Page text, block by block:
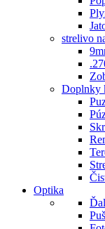
strelivo
Doplnky
Optika